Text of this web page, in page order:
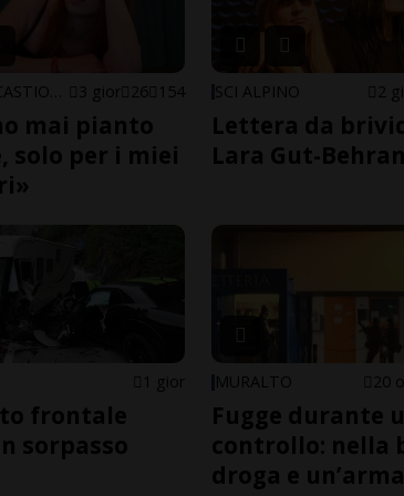
3 gior 26 154
mai pianto
solo per i miei
SCI ALPINO 2
Lettera da
Lara Gut-
1 gior
frontale
sorpasso
MURALTO 20
Fugge durante
controllo: nella
droga e